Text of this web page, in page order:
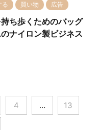
る 買い物 広告
ち歩くためのバッグ
ナイロン製ビジネス
4 … 13